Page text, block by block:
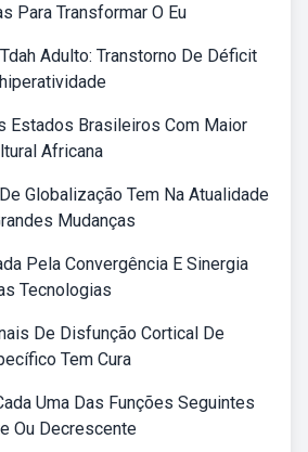
Para Transformar O Eu
Adulto: Transtorno De Déficit
Estados Brasileiros Com Maior
Africana
Globalização Tem Na Atualidade
Mudanças
Pela Convergência E Sinergia
Tecnologias
De Disfunção Cortical De
Tem Cura
Uma Das Funções Seguintes
Ou Decrescente